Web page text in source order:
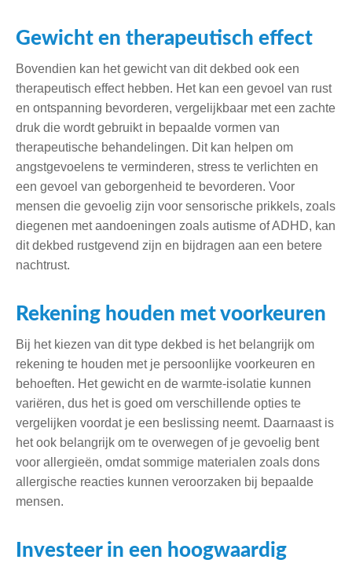
Gewicht en therapeutisch effect
Bovendien kan het gewicht van dit dekbed ook een
therapeutisch effect hebben. Het kan een gevoel van rust
en ontspanning bevorderen, vergelijkbaar met een zachte
druk die wordt gebruikt in bepaalde vormen van
therapeutische behandelingen. Dit kan helpen om
angstgevoelens te verminderen, stress te verlichten en
een gevoel van geborgenheid te bevorderen. Voor
mensen die gevoelig zijn voor sensorische prikkels, zoals
diegenen met aandoeningen zoals autisme of ADHD, kan
dit dekbed rustgevend zijn en bijdragen aan een betere
nachtrust.
Rekening houden met voorkeuren
Bij het kiezen van dit type dekbed is het belangrijk om
rekening te houden met je persoonlijke voorkeuren en
behoeften. Het gewicht en de warmte-isolatie kunnen
variëren, dus het is goed om verschillende opties te
vergelijken voordat je een beslissing neemt. Daarnaast is
het ook belangrijk om te overwegen of je gevoelig bent
voor allergieën, omdat sommige materialen zoals dons
allergische reacties kunnen veroorzaken bij bepaalde
mensen.
Investeer in een hoogwaardig